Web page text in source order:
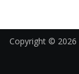
Copyright © 2026